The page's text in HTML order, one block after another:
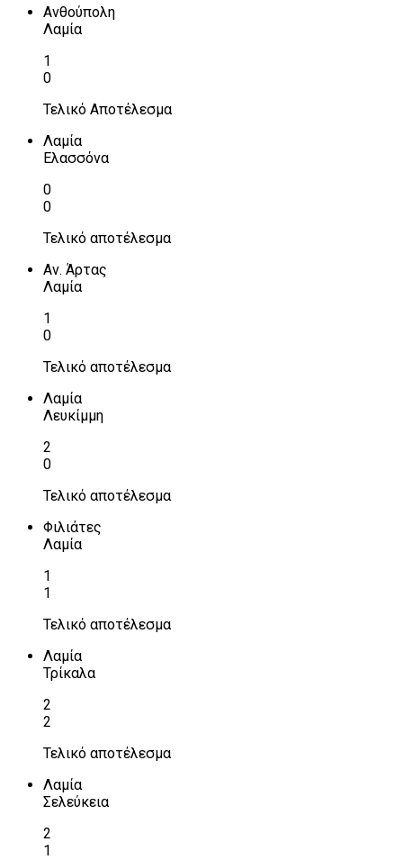
Ανθούπολη
Λαμία
1
0
Τελικό Αποτέλεσμα
Λαμία
Ελασσόνα
0
0
Τελικό αποτέλεσμα
Αν. Άρτας
Λαμία
1
0
Τελικό αποτέλεσμα
Λαμία
Λευκίμμη
2
0
Τελικό αποτέλεσμα
Φιλιάτες
Λαμία
1
1
Τελικό αποτέλεσμα
Λαμία
Τρίκαλα
2
2
Τελικό αποτέλεσμα
Λαμία
Σελεύκεια
2
1